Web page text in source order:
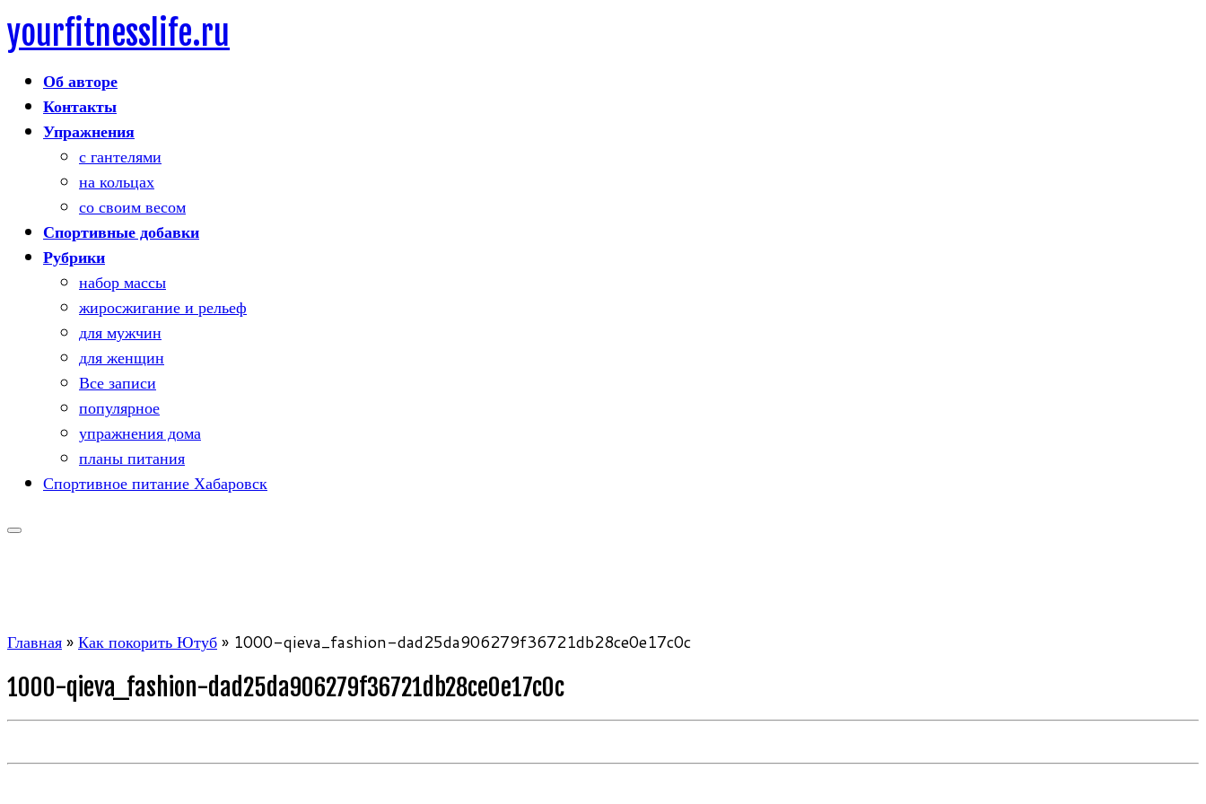
Skip
to
content
yourfitnesslife.ru
Об авторе
Контакты
Упражнения
с гантелями
на кольцах
со своим весом
Спортивные добавки
Рубрики
набор массы
жиросжигание и рельеф
для мужчин
для женщин
Все записи
популярное
упражнения дома
планы питания
Спортивное питание Хабаровск
Главная»Как покорить Ютуб» 1000-qieva_fashion-dad25da906279f36721db28ce0e17c0c
1000-qieva_fashion-dad25da906279f36721db28ce0e17c0c